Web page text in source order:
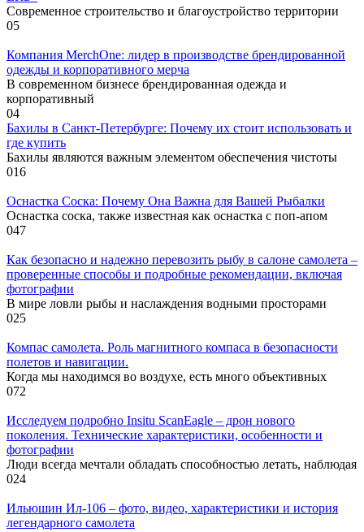
Современное строительство и благоустройство территории
05
Компания MerchOne: лидер в производстве брендированной
одежды и корпоративного мерча
В современном бизнесе брендированная одежда и
корпоративный
04
Бахилы в Санкт-Петербурге: Почему их стоит использовать и
где купить
Бахилы являются важным элементом обеспечения чистоты
016
Оснастка Соска: Почему Она Важна для Вашей Рыбалки
Оснастка соска, также известная как оснастка с поп-апом
047
Как безопасно и надежно перевозить рыбу в салоне самолета –
проверенные способы и подробные рекомендации, включая
фотографии
В мире ловли рыбы и наслаждения водными просторами
025
Компас самолета. Роль магнитного компаса в безопасности
полетов и навигации.
Когда мы находимся во воздухе, есть много объективных
072
Исследуем подробно Insitu ScanEagle – дрон нового
поколения. Технические характеристики, особенности и
фотографии
Люди всегда мечтали обладать способностью летать, наблюдая
024
Ильюшин Ил-106 – фото, видео, характеристики и история
легендарного самолета